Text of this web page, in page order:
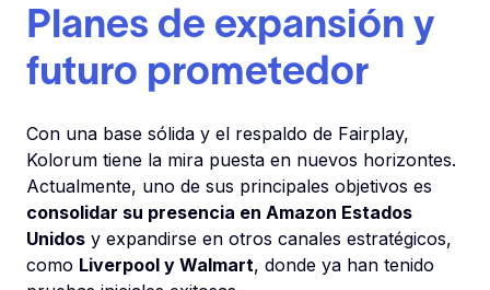
Planes de expansión y
futuro prometedor
Con una base sólida y el respaldo de Fairplay,
Kolorum tiene la mira puesta en nuevos horizontes.
Actualmente, uno de sus principales objetivos es
consolidar su presencia en Amazon Estados
Unidos y expandirse en otros canales estratégicos,
como Liverpool y Walmart, donde ya han tenido